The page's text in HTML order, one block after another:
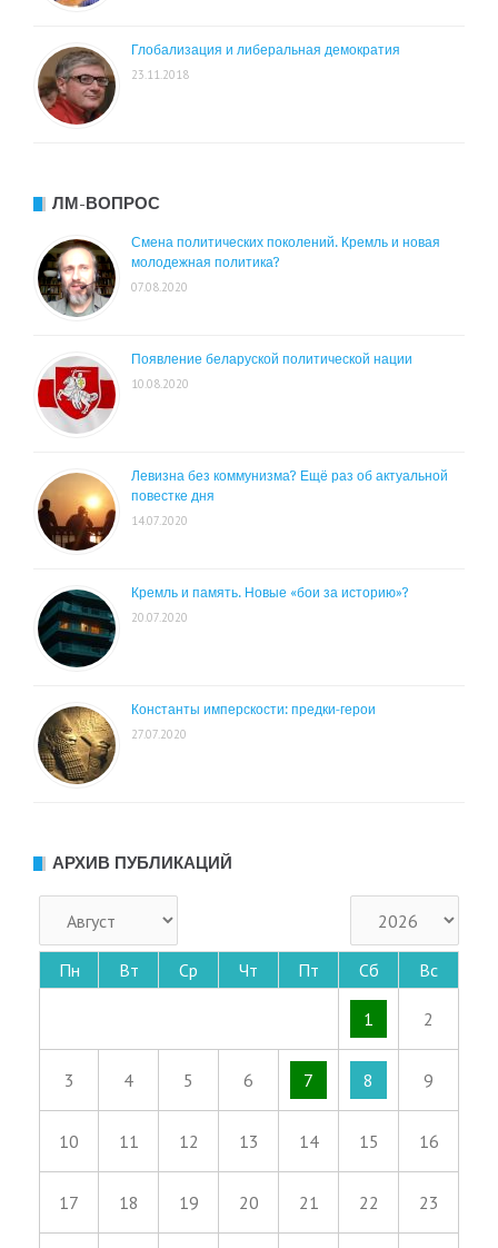
Глобализация и либеральная демократия
23.11.2018
ЛМ-ВОПРОС
Смена политических поколений. Кремль и новая
молодежная политика?
07.08.2020
Появление беларуской политической нации
10.08.2020
Левизна без коммунизма? Ещё раз об актуальной
повестке дня
14.07.2020
Кремль и память. Новые «бои за историю»?
20.07.2020
Константы имперскости: предки-герои
27.07.2020
АРХИВ ПУБЛИКАЦИЙ
Пн Вт Ср Чт Пт Сб Вс
1 2
3 4 5 6 7 8 9
10 11 12 13 14 15 16
17 18 19 20 21 22 23